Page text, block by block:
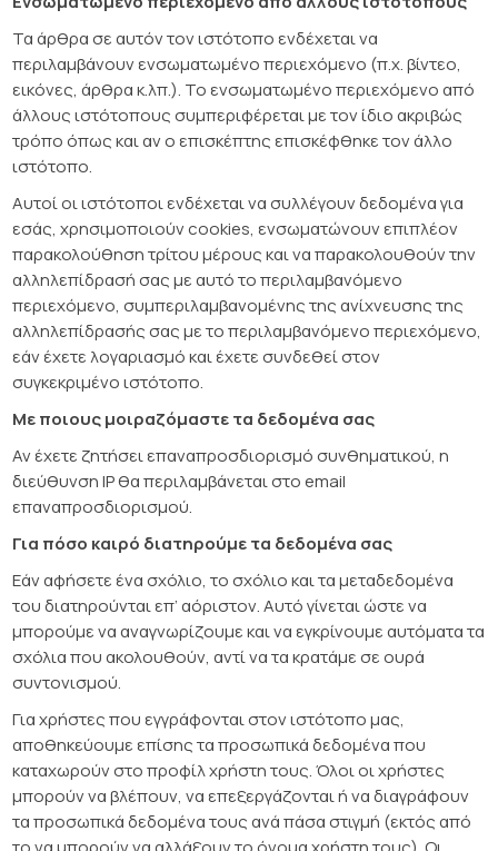
Τα άρθρα σε αυτόν τον ιστότοπο ενδέχεται να
περιλαμβάνουν ενσωματωμένο περιεχόμενο (π.χ. βίντεο,
εικόνες, άρθρα κ.λπ.). Το ενσωματωμένο περιεχόμενο από
άλλους ιστότοπους συμπεριφέρεται με τον ίδιο ακριβώς
τρόπο όπως και αν ο επισκέπτης επισκέφθηκε τον άλλο
ιστότοπο.
Αυτοί οι ιστότοποι ενδέχεται να συλλέγουν δεδομένα για
εσάς, χρησιμοποιούν cookies, ενσωματώνουν επιπλέον
παρακολούθηση τρίτου μέρους και να παρακολουθούν την
αλληλεπίδρασή σας με αυτό το περιλαμβανόμενο
περιεχόμενο, συμπεριλαμβανομένης της ανίχνευσης της
αλληλεπίδρασής σας με το περιλαμβανόμενο περιεχόμενο,
εάν έχετε λογαριασμό και έχετε συνδεθεί στον
συγκεκριμένο ιστότοπο.
Με ποιους μοιραζόμαστε τα δεδομένα σας
Αν έχετε ζητήσει επαναπροσδιορισμό συνθηματικού, η
διεύθυνση IP θα περιλαμβάνεται στο email
επαναπροσδιορισμού.
Για πόσο καιρό διατηρούμε τα δεδομένα σας
Εάν αφήσετε ένα σχόλιο, το σχόλιο και τα μεταδεδομένα
του διατηρούνται επ’ αόριστον. Αυτό γίνεται ώστε να
μπορούμε να αναγνωρίζουμε και να εγκρίνουμε αυτόματα τα
σχόλια που ακολουθούν, αντί να τα κρατάμε σε ουρά
συντονισμού.
Για χρήστες που εγγράφονται στον ιστότοπο μας,
αποθηκεύουμε επίσης τα προσωπικά δεδομένα που
καταχωρούν στο προφίλ χρήστη τους. Όλοι οι χρήστες
μπορούν να βλέπουν, να επεξεργάζονται ή να διαγράφουν
τα προσωπικά δεδομένα τους ανά πάσα στιγμή (εκτός από